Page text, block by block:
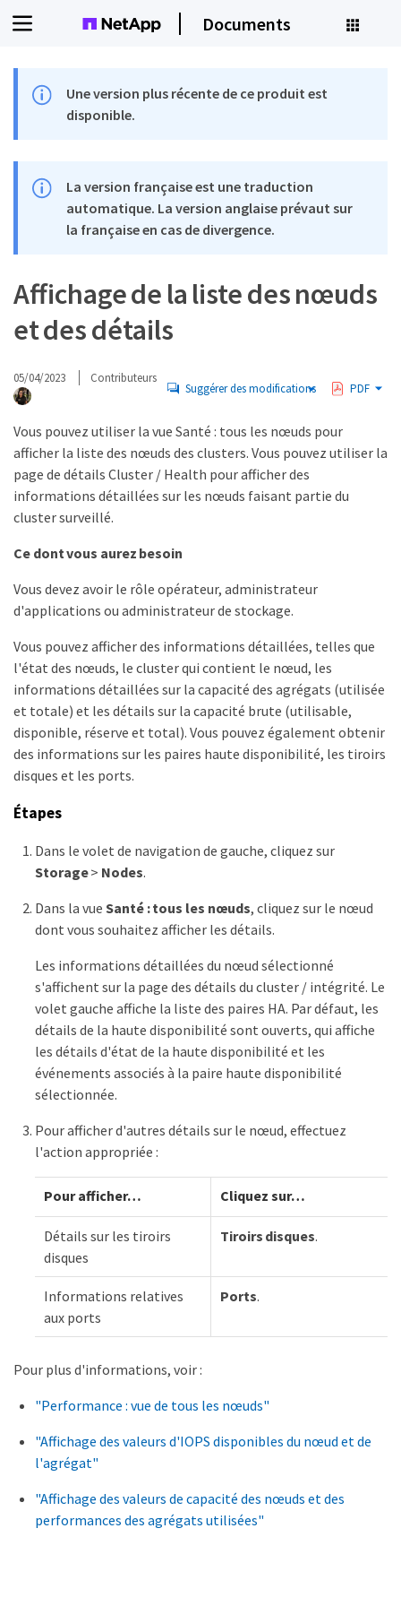
Documents
Une version plus récente de ce produit est
disponible.
La version française est une traduction
automatique. La version anglaise prévaut sur
la française en cas de divergence.
Affichage de la liste des nœuds
et des détails
05/04/2023 Contributeurs
Suggérer des modifications PDF
Vous pouvez utiliser la vue Santé : tous les nœuds pour
afficher la liste des nœuds des clusters. Vous pouvez utiliser la
page de détails Cluster / Health pour afficher des
informations détaillées sur les nœuds faisant partie du
cluster surveillé.
Ce dont vous aurez besoin
Vous devez avoir le rôle opérateur, administrateur
d'applications ou administrateur de stockage.
Vous pouvez afficher des informations détaillées, telles que
l'état des nœuds, le cluster qui contient le nœud, les
informations détaillées sur la capacité des agrégats (utilisée
et totale) et les détails sur la capacité brute (utilisable,
disponible, réserve et total). Vous pouvez également obtenir
des informations sur les paires haute disponibilité, les tiroirs
disques et les ports.
Étapes
Dans le volet de navigation de gauche, cliquez sur
Storage> Nodes.
Dans la vue Santé : tous les nœuds, cliquez sur le nœud
dont vous souhaitez afficher les détails.
Les informations détaillées du nœud sélectionné
s'affichent sur la page des détails du cluster / intégrité. Le
volet gauche affiche la liste des paires HA. Par défaut, les
détails de la haute disponibilité sont ouverts, qui affiche
les détails d'état de la haute disponibilité et les
événements associés à la paire haute disponibilité
sélectionnée.
Pour afficher d'autres détails sur le nœud, effectuez
l'action appropriée :
Pour afficher…​ Cliquez sur…​
Détails sur les tiroirs
disques
Tiroirs disques.
Informations relatives
aux ports
Ports.
Pour plus d'informations, voir :
"Performance : vue de tous les nœuds"
"Affichage des valeurs d'IOPS disponibles du nœud et de
l'agrégat"
"Affichage des valeurs de capacité des nœuds et des
performances des agrégats utilisées"